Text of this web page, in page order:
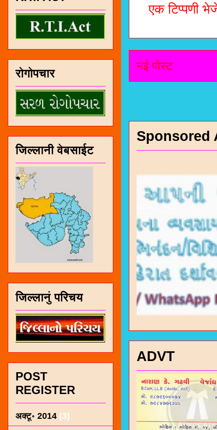
एक टिप्पणी
नई पोस्ट
Sponsored
ADVT
रोगोपचार
जिल्लानी वेबसाईट
जिल्लानुं परिचय
POST
REGISTER
अक्टू॰ 2014 (3)